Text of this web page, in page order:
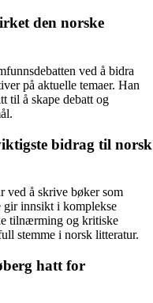
den norske
ved å bidra
på aktuelle temaer. Han
til å skape debatt og
bidrag til norsk
ved å skrive bøker som
gir innsikt i komplekse
tilnærming og kritiske
stemme i norsk litteratur.
hatt for